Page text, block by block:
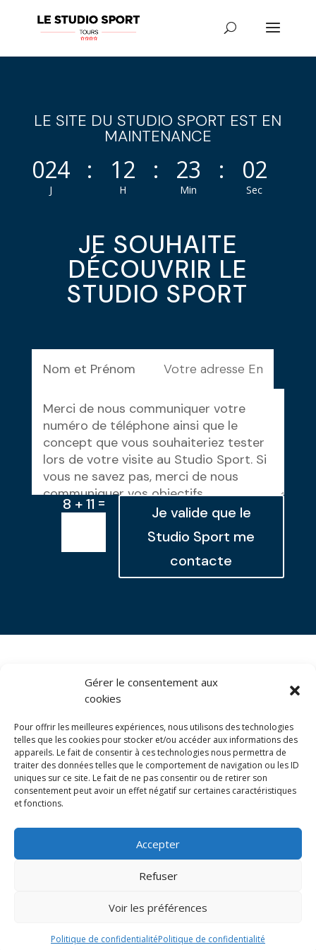
Gérer le consentement aux
cookies
Pour offrir les meilleures expériences, nous utilisons des technologies
telles que les cookies pour stocker et/ou accéder aux informations des
appareils. Le fait de consentir à ces technologies nous permettra de
traiter des données telles que le comportement de navigation ou les ID
uniques sur ce site. Le fait de ne pas consentir ou de retirer son
consentement peut avoir un effet négatif sur certaines caractéristiques
et fonctions.
Accepter
Refuser
Voir les préférences
Politique de confidentialitéPolitique de confidentialité
LE SITE DU STUDIO SPORT EST EN
MAINTENANCE
024
J
: 12
H
: 23
Min
: 02
Sec
JE SOUHAITE
DÉCOUVRIR LE
STUDIO SPORT
8 + 11 =
Je valide que le
Studio Sport me
contacte
BIENTÔT AU
STUDIO SPORT
Cliquez pour accepter les cookies
37000 Tours - Téléphone : 06 13 78 20 67